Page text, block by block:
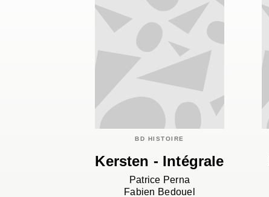
BD HISTOIRE
Kersten - Intégrale
Patrice Perna
Fabien Bedouel